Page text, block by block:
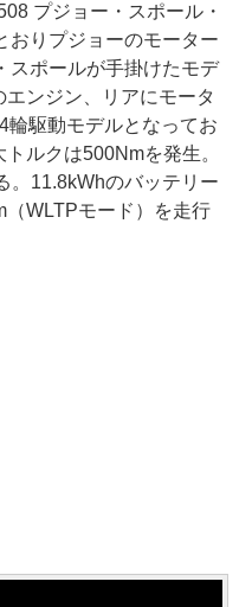
プジョー・スポール・
おりプジョーのモーター
スポールが手掛けたモデ
ンジン、リアにモータ
輪駆動モデルとなってお
ルクは500Nmを発生。
。11.8kWhのバッテリー
WLTPモード）を走行